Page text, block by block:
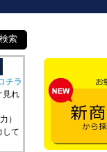
索
チラ
見れ
）
して